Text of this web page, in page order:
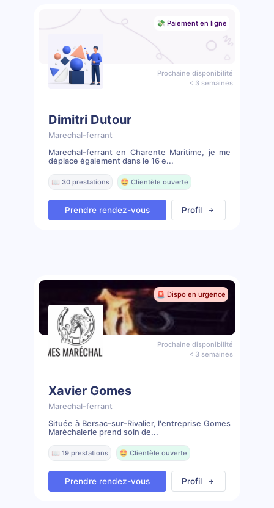
💸 Paiement en ligne
Prochaine disponibilité
< 3 semaines
Dimitri Dutour
Marechal-ferrant
Marechal-ferrant en Charente Maritime, je me
déplace également dans le 16 e...
📖 30 prestations 🤩 Clientèle ouverte
Prendre rendez-vous Profil
🚨 Dispo en urgence
Prochaine disponibilité
< 3 semaines
Xavier Gomes
Marechal-ferrant
Située à Bersac-sur-Rivalier, l'entreprise Gomes
Maréchalerie prend soin de...
📖 19 prestations 🤩 Clientèle ouverte
Prendre rendez-vous Profil